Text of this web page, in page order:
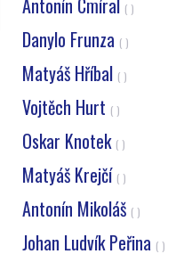
Antonín Cmíral ( )
Danylo Frunza ( )
Matyáš Hříbal ( )
Vojtěch Hurt ( )
Oskar Knotek ( )
Matyáš Krejčí ( )
Antonín Mikoláš ( )
Johan Ludvík Peřina ( )